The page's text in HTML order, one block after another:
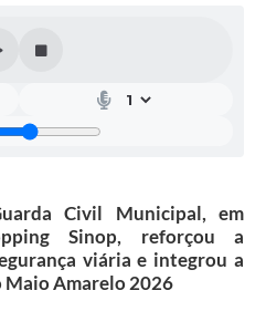
Civil Municipal, em
Sinop, reforçou a
viária e integrou a
Maio Amarelo 2026